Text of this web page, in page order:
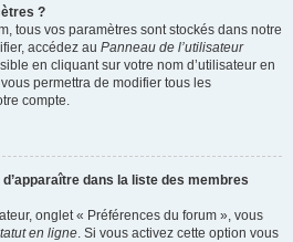
?
tous vos paramètres sont stockés dans notre
accédez au Panneau de l’utilisateur
en cliquant sur votre nom d’utilisateur en
permettra de modifier tous les
compte.
dans la liste des membres
onglet « Préférences du forum », vous
en ligne. Si vous activez cette option vous